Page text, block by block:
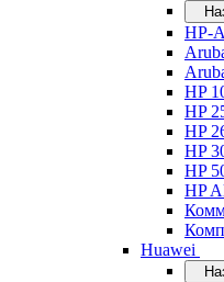
HP-
HP
HP
HP
HP
HP
HP
Huawei